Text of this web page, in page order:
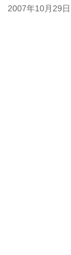
2007年10月29日